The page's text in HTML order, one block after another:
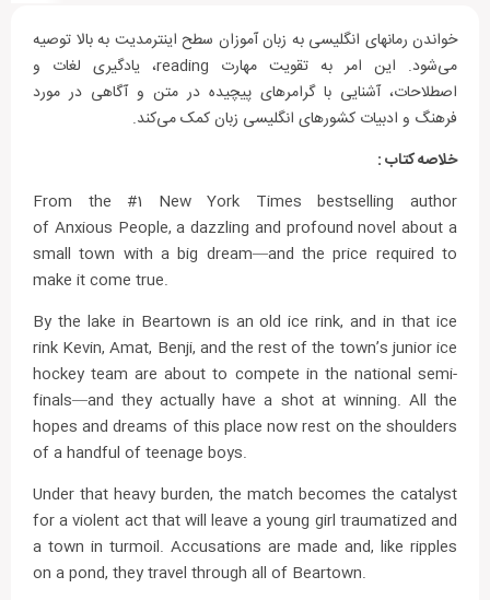
خواندن رمانهای انگلیسی به زبان آموزان سطح اینترمدیت به بالا توصیه
می‌شود. این امر به تقویت مهارت reading، یادگیری لغات و
اصطلاحات، آشنایی با گرامرهای پیچیده در متن و آگاهی در مورد
فرهنگ و ادبیات کشورهای انگلیسی زبان کمک می‌کند.
خلاصه کتاب :
From the #1 New York Times bestselling author
of Anxious People, a dazzling and profound novel about a
small town with a big dream—and the price required to
make it come true.
By the lake in Beartown is an old ice rink, and in that ice
rink Kevin, Amat, Benji, and the rest of the town’s junior ice
hockey team are about to compete in the national semi-
finals—and they actually have a shot at winning. All the
hopes and dreams of this place now rest on the shoulders
of a handful of teenage boys.
Under that heavy burden, the match becomes the catalyst
for a violent act that will leave a young girl traumatized and
a town in turmoil. Accusations are made and, like ripples
on a pond, they travel through all of Beartown.